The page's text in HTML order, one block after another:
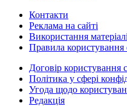
Контакти
Реклама на сайті
Використання
Правила користування
Договір користування
Політика у сфері
Угода щодо
Редакція